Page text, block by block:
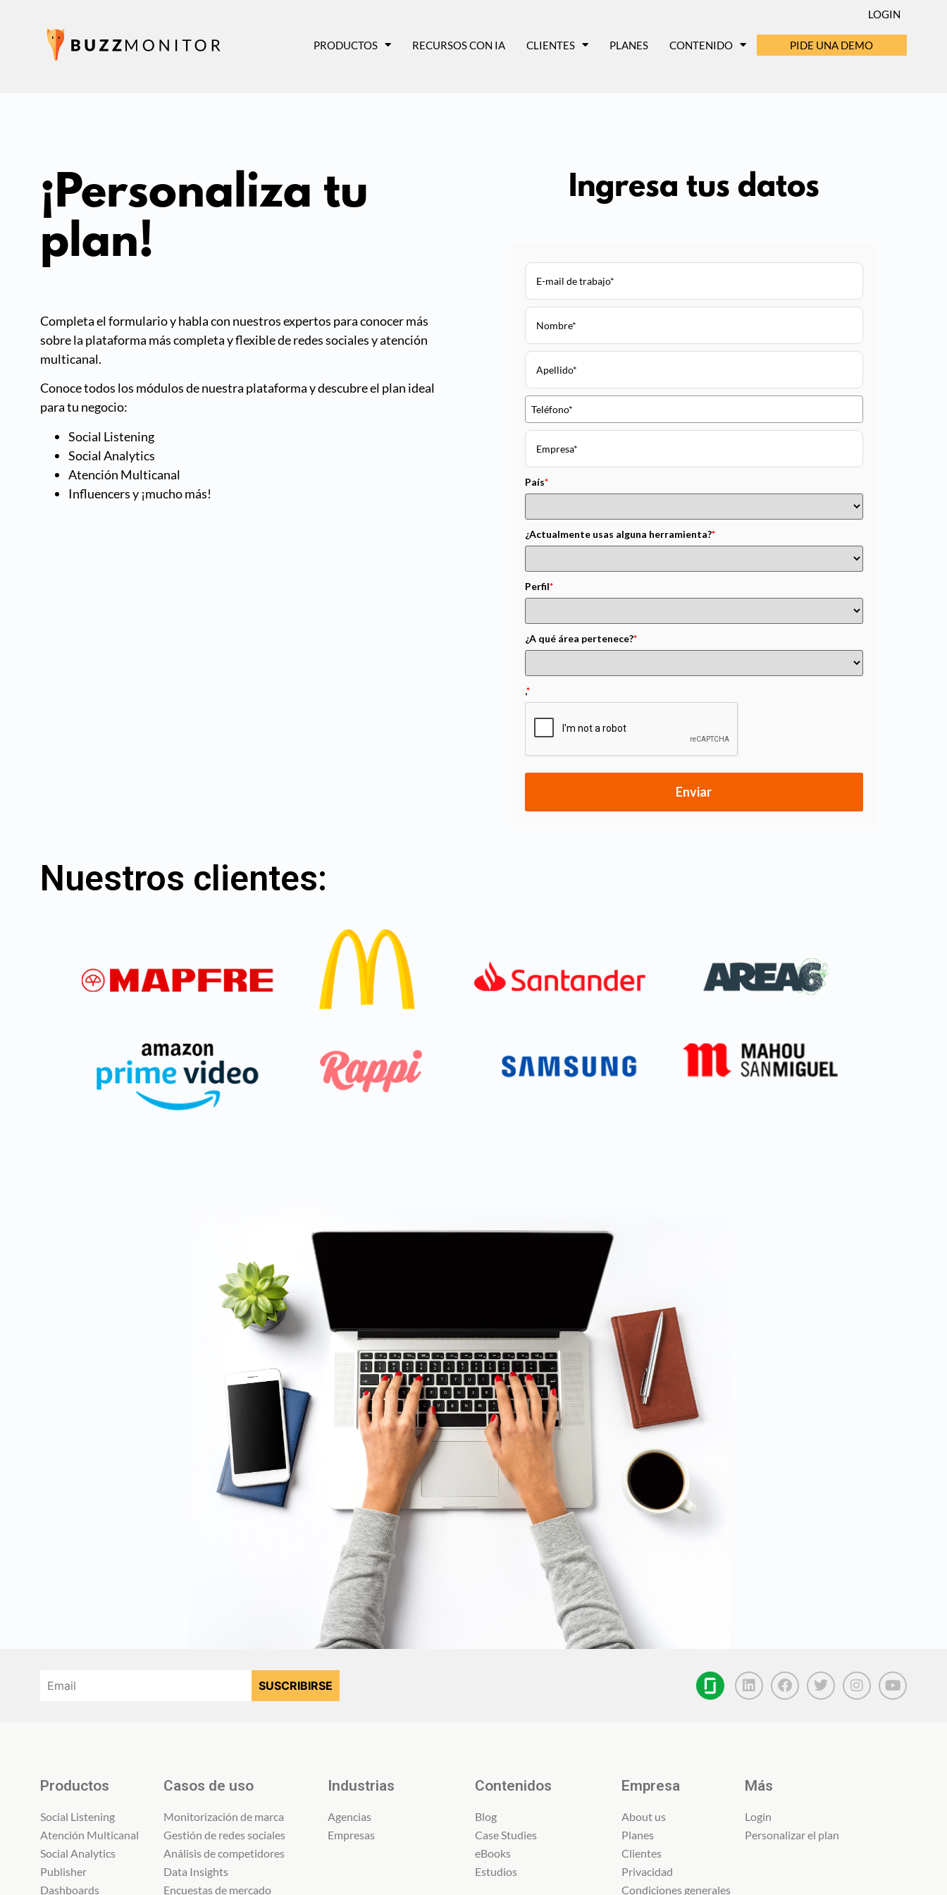
LOGIN
PRODUCTOS RECURSOS CON IA CLIENTES PLANES CONTENIDO PIDE UNA DEMO
¡Personaliza tu
plan!
Completa el formulario y habla con nuestros expertos para conocer más
sobre la plataforma más completa y flexible de redes sociales y atención
multicanal.
Conoce todos los módulos de nuestra plataforma y descubre el plan ideal
para tu negocio:
Social Listening
Social Analytics
Atención Multicanal
Influencers y ¡mucho más!
Ingresa tus datos
País*
¿Actualmente usas alguna herramienta?*
Perfil*
¿A qué área pertenece?*
,*
Enviar
Nuestros clientes:
Productos
Social Listening
Atención Multicanal
Social Analytics
Publisher
Dashboards
Casos de uso
Monitorización de marca
Gestión de redes sociales
Análisis de competidores
Data Insights
Encuestas de mercado
Industrias
Agencias
Empresas
Contenidos
Blog
Case Studies
eBooks
Estudios
Empresa
About us
Planes
Clientes
Privacidad
Condiciones generales
Más
Login
Personalizar el plan